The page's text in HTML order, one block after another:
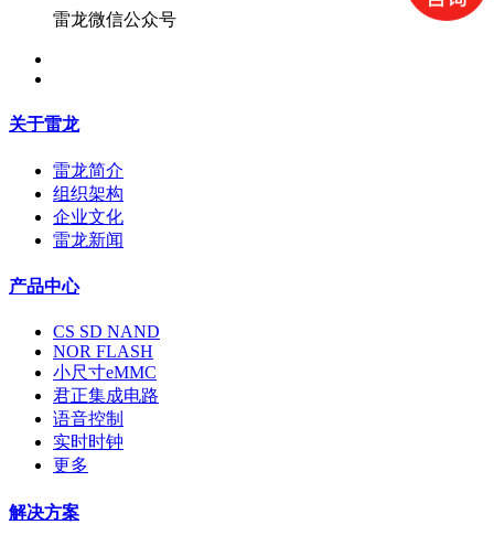
雷龙微信公众号
关于雷龙
雷龙简介
组织架构
企业文化
雷龙新闻
产品中心
CS SD NAND
NOR FLASH
小尺寸eMMC
君正集成电路
语音控制
实时时钟
更多
解决方案